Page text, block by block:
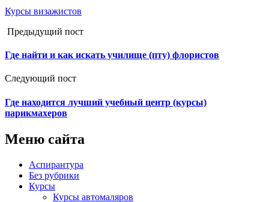
Курсы визажистов
Предыдущий пост
Где найти и как искать училище (пту) флористов
Следующий пост
Где находится лучший учебный центр (курсы)
парикмахеров
Меню сайта
Аспирантура
Без рубрики
Курсы
Курсы автомаляров